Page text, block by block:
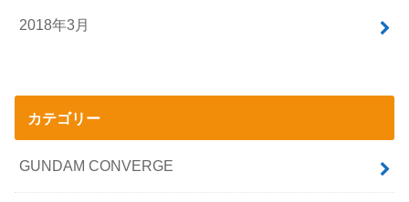
2018年3月
カテゴリー
GUNDAM CONVERGE